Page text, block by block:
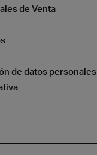
de Venta
de datos personales